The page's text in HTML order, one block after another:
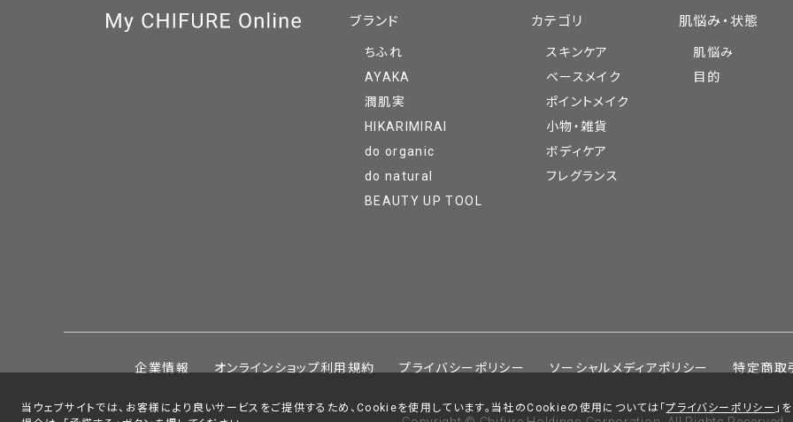
ブランド
ちふれ
AYAKA
潤肌実
HIKARIMIRAI
do organic
do natural
BEAUTY UP TOOL
カテゴリ
スキンケア
ベースメイク
ポイントメイク
小物・雑貨
ボディケア
フレグランス
肌悩み・状態
肌悩み
目的
企業情報 オンラインショップ利用規約 プライバシーポリシー ソーシャルメディアポリシー 特定商取
当ウェブサイトでは、お客様により良いサービスをご提供するため、Cookieを使用しています。当社のCookieの使用については「プライバシーポリシー 」